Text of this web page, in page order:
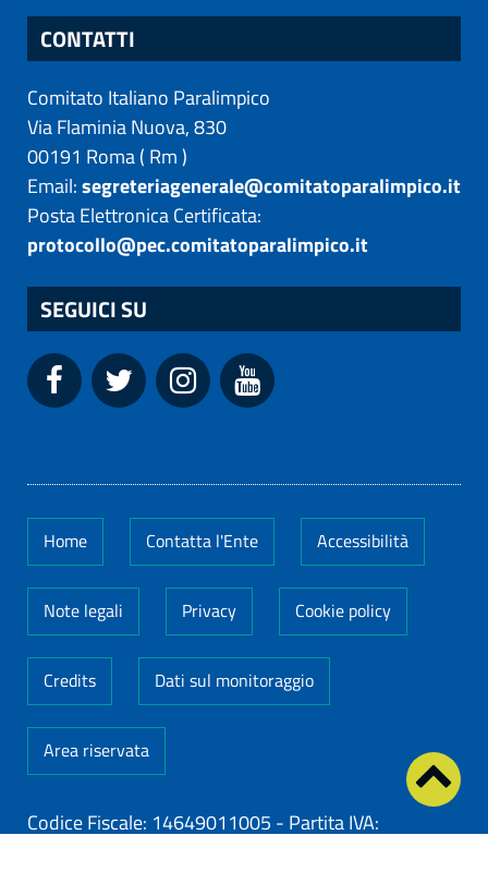
CONTATTI
Comitato Italiano Paralimpico
Via Flaminia Nuova, 830
00191 Roma( Rm)
Email:segreteriagenerale@comitatoparalimpico.it
Posta Elettronica Certificata:
protocollo@pec.comitatoparalimpico.it
SEGUICI SU
Home Contatta l'Ente Accessibilità
Note legali Privacy Cookie policy
Credits Dati sul monitoraggio
Area riservata
Codice Fiscale: 14649011005 - Partita IVA: